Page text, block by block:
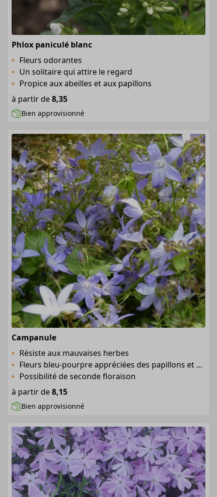
Phlox paniculé blanc
Fleurs odorantes
Un solitaire qui attire le regard
Propice aux abeilles et aux papillons
à partir de8,35
Bien approvisionné
Campanule
Résiste aux mauvaises herbes
Fleurs bleu-pourpre appréciées des papillons et des abeilles
Possibilité de seconde floraison
à partir de8,15
Bien approvisionné